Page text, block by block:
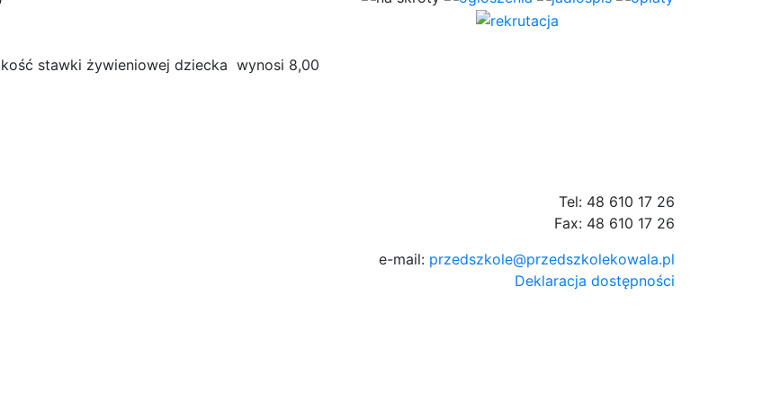
stawki żywieniowej dziecka wynosi 8,00
Tel: 48 610 17 26
Fax: 48 610 17 26
e-mail: przedszkole@przedszkolekowala.pl
Deklaracja dostępności